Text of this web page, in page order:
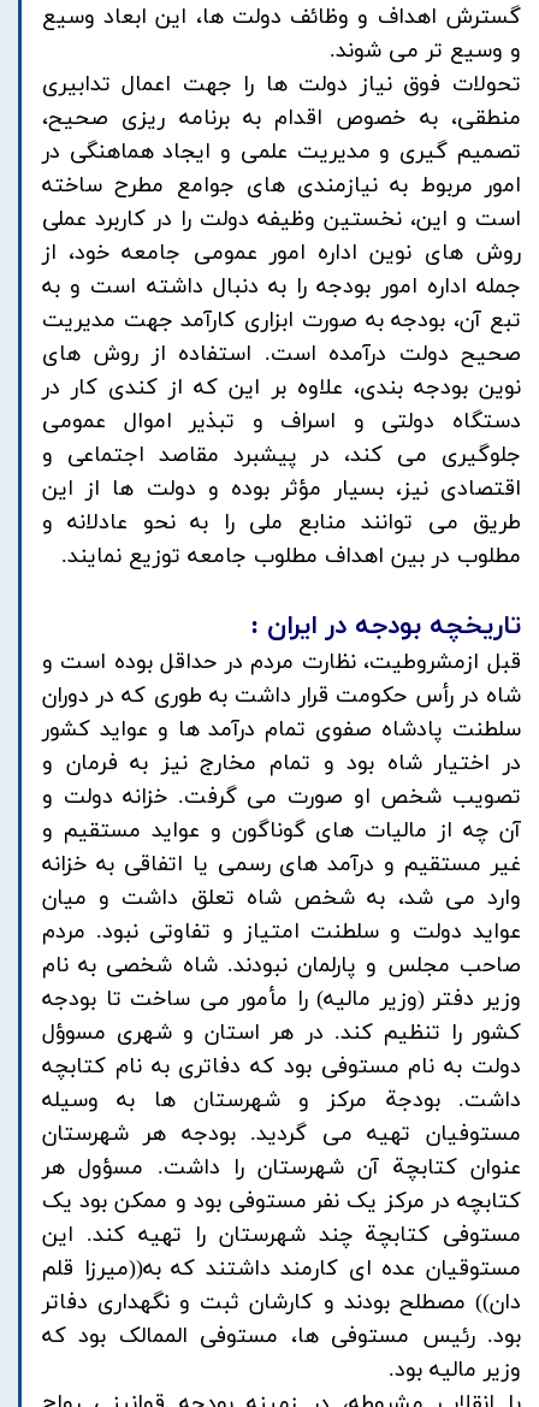
گسترش اهداف و وظائف دولت ها، این ابعاد وسیع
و وسیع تر می شوند.
تحولات فوق نیاز دولت ها را جهت اعمال تدابیری
منطقی، به خصوص اقدام به برنامه ریزی صحیح،
تصمیم گیری و مدیریت علمی و ایجاد هماهنگی در
امور مربوط به نیازمندی های جوامع مطرح ساخته
است و این، نخستین وظیفه دولت را در کاربرد عملی
روش های نوین اداره امور عمومی جامعه خود، از
جمله اداره امور بودجه را به دنبال داشته است و به
تبع آن، بودجه به صورت ابزاری کارآمد جهت مدیریت
صحیح دولت درآمده است. استفاده از روش های
نوین بودجه بندی، علاوه بر این که از کندی کار در
دستگاه دولتی و اسراف و تبذیر اموال عمومی
جلوگیری می کند، در پیشبرد مقاصد اجتماعی و
اقتصادی نیز، بسیار مؤثر بوده و دولت ها از این
طریق می توانند منابع ملی را به نحو عادلانه و
مطلوب در بین اهداف مطلوب جامعه توزیع نمایند.
تاریخچه بودجه در ایران :
قبل ازمشروطیت، نظارت مردم در حداقل بوده است و
شاه در رأس حکومت قرار داشت به طوری که در دوران
سلطنت پادشاه صفوی تمام درآمد ها و عواید کشور
در اختیار شاه بود و تمام مخارج نیز به فرمان و
تصویب شخص او صورت می گرفت. خزانه دولت و
آن چه از مالیات های گوناگون و عواید مستقیم و
غیر مستقیم و درآمد های رسمی یا اتفاقی به خزانه
وارد می شد، به شخص شاه تعلق داشت و میان
عواید دولت و سلطنت امتیاز و تفاوتی نبود. مردم
صاحب مجلس و پارلمان نبودند. شاه شخصی به نام
وزیر دفتر (وزیر مالیه) را مأمور می ساخت تا بودجه
کشور را تنظیم کند. در هر استان و شهری مسوؤل
دولت به نام مستوفی بود که دفاتری به نام کتابچه
داشت. بودجة مرکز و شهرستان ها به وسیله
مستوفیان تهیه می گردید. بودجه هر شهرستان
عنوان کتابچة آن شهرستان را داشت. مسؤول هر
کتابچه در مرکز یک نفر مستوفی بود و ممکن بود یک
مستوفی کتابچة چند شهرستان را تهیه کند. این
مستوقیان عده ای کارمند داشتند که به((میرزا قلم
دان)) مصطلح بودند و کارشان ثبت و نگهداری دفاتر
بود. رئیس مستوفی ها، مستوفی الممالک بود که
وزیر مالیه بود.